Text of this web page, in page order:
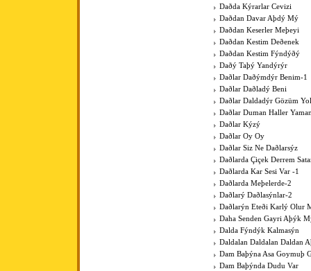
Daðda Kýrarlar Cevizi
Daðdan Davar Aþdý Mý
Daðdan Keserler Meþeyi
Daðdan Kestim Deðenek
Daðdan Kestim Fýndýðý
Daðý Taþý Yandýrýr
Daðlar Daðýmdýr Benim-1
Daðlar Daðladý Beni
Daðlar Daldadýr Gözüm
Daðlar Duman Haller
Daðlar Kýzý
Daðlar Oy Oy
Daðlar Siz Ne Daðlarsýz
Daðlarda Çiçek Derrem
Daðlarda Kar Sesi Var -1
Daðlarda Meþelerde-2
Daðlarý Daðlasýnlar-2
Daðlarýn Eteði Karlý Olur
Daha Senden Gayri Aþýk
Dalda Fýndýk Kalmasýn
Daldalan Daldalan Daldan
Dam Baþýna Asa Goymuþ
Dam Baþýnda Dudu Var